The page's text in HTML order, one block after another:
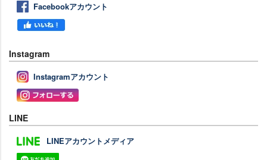
Facebookアカウント
Instagram
Instagramアカウント
LINE
LINEアカウントメディア